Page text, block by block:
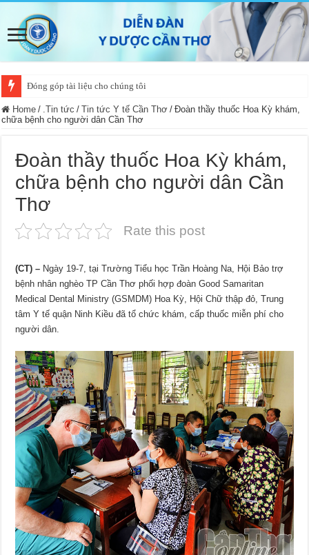
Đóng góp tài liệu cho chúng tôi
Home / .Tin tức / Tin tức Y tế Cần Thơ / Ðoàn thầy thuốc Hoa Kỳ khám,
chữa bệnh cho người dân Cần Thơ
Ðoàn thầy thuốc Hoa Kỳ khám,
chữa bệnh cho người dân Cần
Thơ
Rate this post
(CT) – Ngày 19-7, tại Trường Tiểu học Trần Hoàng Na, Hội Bảo trợ
bệnh nhân nghèo TP Cần Thơ phối hợp đoàn Good Samaritan
Medical Dental Ministry (GSMDM) Hoa Kỳ, Hội Chữ thập đỏ, Trung
tâm Y tế quận Ninh Kiều đã tổ chức khám, cấp thuốc miễn phí cho
người dân.